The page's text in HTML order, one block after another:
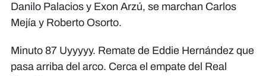
Danilo Palacios y Exon Arzú, se marchan Carlos
Mejía y Roberto Osorto.
Minuto 87 Uyyyyy. Remate de Eddie Hernández que
pasa arriba del arco. Cerca el empate del Real